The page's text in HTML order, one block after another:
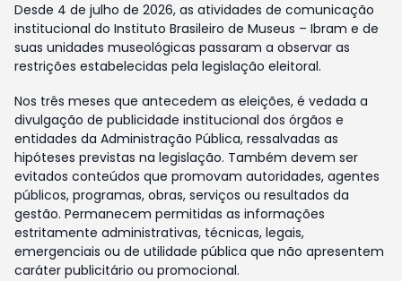
Desde 4 de julho de 2026, as atividades de comunicação
institucional do Instituto Brasileiro de Museus – Ibram e de
suas unidades museológicas passaram a observar as
restrições estabelecidas pela legislação eleitoral.
Nos três meses que antecedem as eleições, é vedada a
divulgação de publicidade institucional dos órgãos e
entidades da Administração Pública, ressalvadas as
hipóteses previstas na legislação. Também devem ser
evitados conteúdos que promovam autoridades, agentes
públicos, programas, obras, serviços ou resultados da
gestão. Permanecem permitidas as informações
estritamente administrativas, técnicas, legais,
emergenciais ou de utilidade pública que não apresentem
caráter publicitário ou promocional.